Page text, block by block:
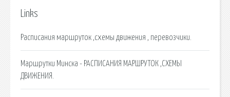
Links
Расписания маршруток ,схемы движения , перевозчики.
Маршрутки Минска - РАСПИСАНИЯ МАРШРУТОК ,СХЕМЫ
ДВИЖЕНИЯ.